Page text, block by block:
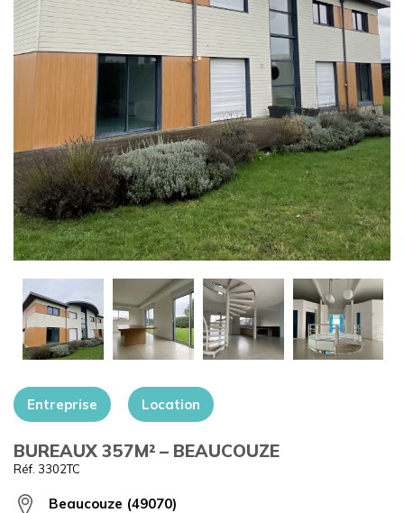
+
Entreprise Location
BUREAUX 357M² – BEAUCOUZE
Réf. 3302TC
Beaucouze (49070)